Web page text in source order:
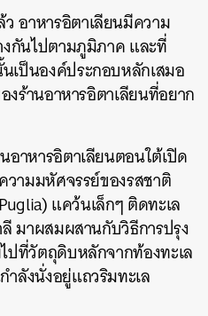
อาหารอิตาเลียนมีความ
กันไปตามภูมิภาค และที่
ป็นองค์ประกอบหลักเสมอ
ร้านอาหารอิตาเลียนที่อยาก
อาหารอิตาเลียนตอนใต้เปิด
ามมหัศจรรย์ของรสชาติ
แคว้นเล็กๆ ติดทะเล
มาผสมผสานกับวิธีการปรุง
ที่วัตถุดิบหลักจากท้องทะเล
ลังนั่งอยู่แถวริมทะเล